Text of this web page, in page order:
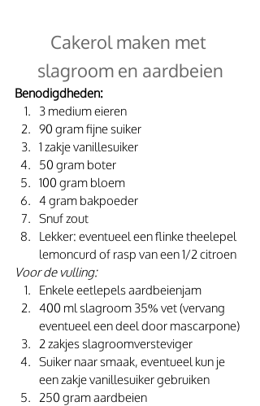
Cakerol maken met
slagroom en aardbeien
Benodigdheden:
3 medium eieren
90 gram fijne suiker
1 zakje vanillesuiker
50 gram boter
100 gram bloem
4 gram bakpoeder
Snuf zout
Lekker: eventueel een flinke theelepel
lemoncurd of rasp van een 1/2 citroen
Voor de vulling:
Enkele eetlepels aardbeienjam
400 ml slagroom 35% vet (vervang
eventueel een deel door mascarpone)
2 zakjes slagroomversteviger
Suiker naar smaak, eventueel kun je
een zakje vanillesuiker gebruiken
250 gram aardbeien